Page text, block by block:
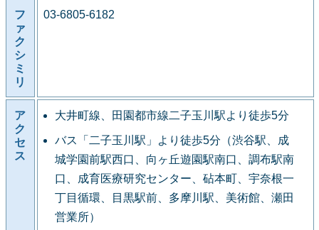
フ
ァ
ク
シ
ミ
リ
03-6805-6182
ア
ク
セ
ス
大井町線、田園都市線二子玉川駅より徒歩5分
バス「二子玉川駅」より徒歩5分（渋谷駅、成
城学園前駅西口、向ヶ丘遊園駅南口、調布駅南
口、成育医療研究センター、砧本町、宇奈根一
丁目循環、目黒駅前、多摩川駅、美術館、瀬田
営業所）